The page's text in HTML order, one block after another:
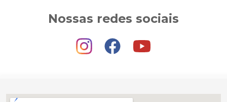
Nossas redes sociais